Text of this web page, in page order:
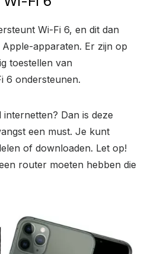
Wi-Fi 6, en dit dan
apparaten. Er zijn op
toestellen van
6 ondersteunen.
Dan is deze
een must. Je kunt
of downloaden. Let op!
router moeten hebben die